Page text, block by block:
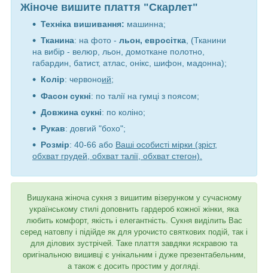
Жіноче вишите плаття "Скарлет"
Техніка вишивання: машинна;
Тканина: на фото - льон, евросітка , (Тканини
на вибір - велюр, льон, домоткане полотно,
габардин, батист, атлас, онікс, шифон, мадонна);
Колір: червоноий;
Фасон сукні: по талії на гумці з поясом;
Довжина сукні: по коліно;
Рукав: довгий "бохо";
Розмір: 40-66 або Ваші особисті мірки (зріст,
обхват грудей, обхват талії, обхват стегон).
Вишукана жіноча сукня з вишитим візерунком у сучасному
українському стилі доповнить гардероб кожної жінки, яка
любить комфорт, якість і елегантність. Сукня виділить Вас
серед натовпу і підійде як для урочисто святкових подій, так і
для ділових зустрічей. Таке плаття завдяки яскравою та
оригінальною вишивці є унікальним і дуже презентабельним,
а також є досить простим у догляді.